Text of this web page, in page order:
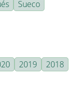
Sueco
2019
2018